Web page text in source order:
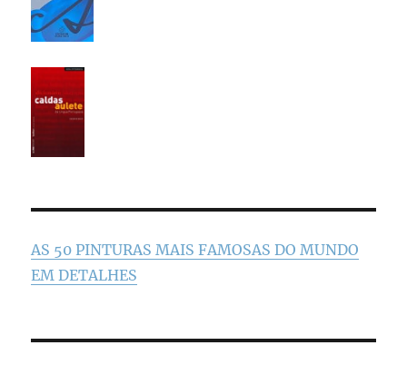
AS 50 PINTURAS MAIS FAMOSAS DO MUNDO
EM DETALHES